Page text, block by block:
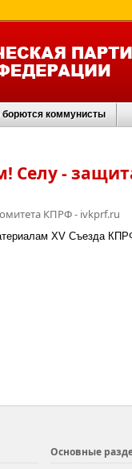
борются коммунисты
Селу -
КПРФ - ivkprf.ru
XV Съезда
Основные